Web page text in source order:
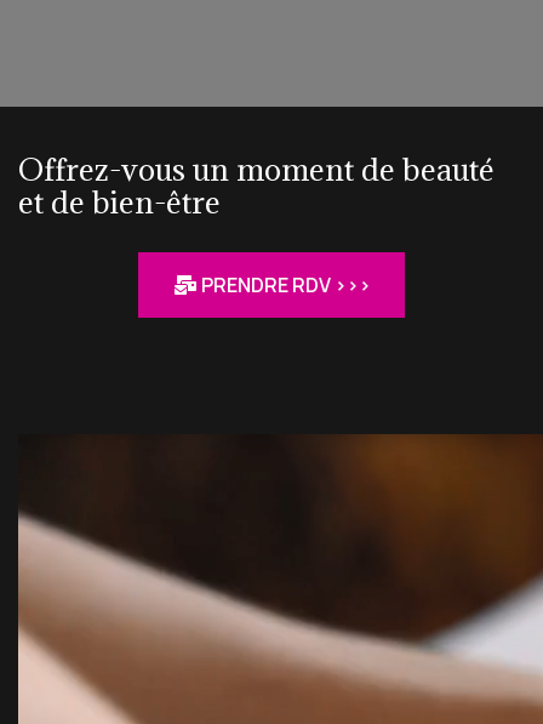
Offrez-vous un moment de beauté
et de bien-être
PRENDRE RDV >>>